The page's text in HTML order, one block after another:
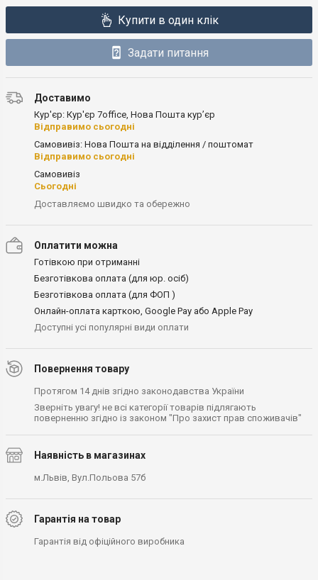
Купити в один клік
Задати питання
Доставимо
Кур'єр: Кур'єр 7office, Нова Пошта кур’єр
Відправимо сьогодні
Самовивіз: Нова Пошта на відділення / поштомат
Відправимо сьогодні
Самовивіз
Сьогодні
Доставляємо швидко та обережно
Оплатити можна
Готівкою при отриманні
Безготівкова оплата (для юр. осіб)
Безготівкова оплата (для ФОП )
Онлайн-оплата карткою, Google Pay або Apple Pay
Доступні усі популярні види оплати
Повернення товару
Протягом 14 днів згідно законодавства України
Зверніть увагу! не всі категорії товарів підлягають
поверненню згідно із законом "Про захист прав споживачів"
Наявність в магазинах
м.Львів, Вул.Польова 57б
Гарантія на товар
Гарантія від офіційного виробника